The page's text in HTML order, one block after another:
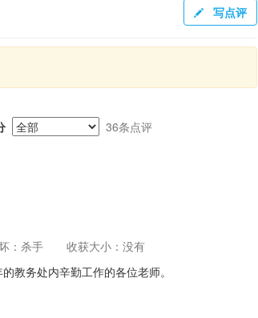
填空题占较大比重，从PPT中抽取内容出题，考验
。部分学生认为题目设置模棱两可，有一定难
20%，签到10%。向下调分机制引起部分学生不
及实验给出高分，期末成绩决定最终差距。
适合深入学习的课程。课程内容广泛但缺乏深
考试依靠背诵PPT，给分合理但略有波动。适合
写点评
36条点评
：杀手
收获大小：没有
教务处内辛勤工作的各位老师。